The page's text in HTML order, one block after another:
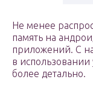
Не менее
память на
приложений. С
в использовании
более детально.